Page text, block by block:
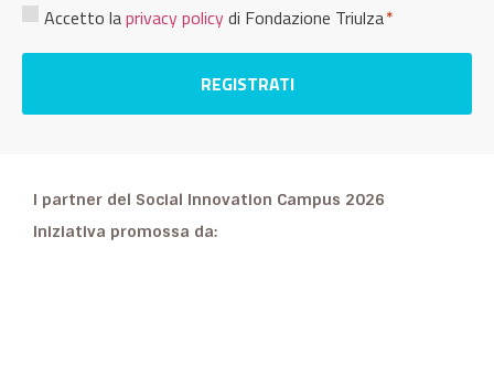
Consenso
Accetto laprivacy policydi Fondazione Triulza*
I partner del Social Innovation Campus 2026
Iniziativa promossa da: